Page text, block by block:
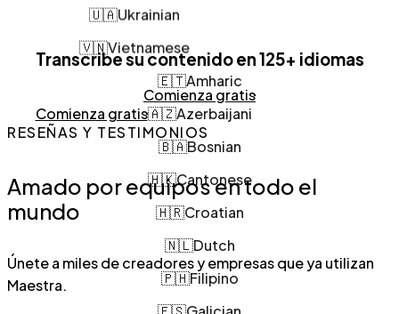
Transcribe su contenido en125+ idiomas
Comienza gratis
🇺🇦Ukrainian
🇻🇳Vietnamese
🇪🇹Amharic
🇦🇿Azerbaijani
🇧🇦Bosnian
🇭🇰Cantonese
🇭🇷Croatian
🇳🇱Dutch
🇵🇭Filipino
🇪🇸Galician
Comienza gratis
RESEÑAS Y TESTIMONIOS
Amado por equipos en todo el
mundo
Únete a miles de creadores y empresas que ya utilizan
Maestra.